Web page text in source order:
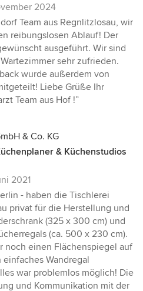
2024
Team aus Regnlitzlosau, wir
reibungslosen Ablauf! Der
ausgeführt. Wir sind
sehr zufrieden.
wurde außerdem von
Liebe Grüße Ihr
Team aus Hof !”
& Co. KG
& Küchenstudios
2021
- haben die Tischlerei
privat für die Herstellung und
(325 x 300 cm) und
(ca. 500 x 230 cm).
noch einen Flächenspiegel auf
Wandregal
war problemlos möglich! Die
und Kommunikation mit der